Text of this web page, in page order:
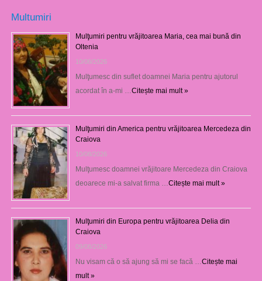
Multumiri
Mulţumiri pentru vrăjitoarea Maria, cea mai bună din
Oltenia
10/08/2026
Mulţumesc din suflet doamnei Maria pentru ajutorul
acordat în a-mi … Citește mai mult »
Mulţumiri din America pentru vrăjitoarea Mercedeza din
Craiova
10/08/2026
Mulţumesc doamnei vrăjitoare Mercedeza din Craiova
deoarece mi-a salvat firma … Citește mai mult »
Mulţumiri din Europa pentru vrăjitoarea Delia din
Craiova
09/08/2026
Nu visam că o să ajung să mi se facă … Citește mai
mult »